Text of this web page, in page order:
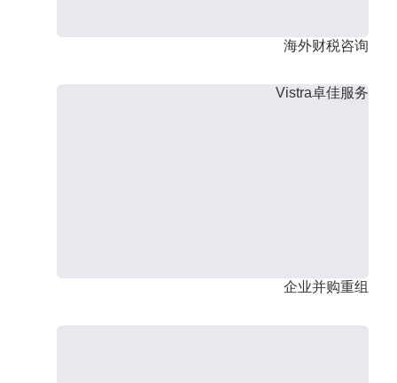
海外财税咨询
Vistra卓佳服务
企业并购重组